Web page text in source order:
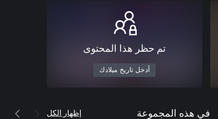
تم حظر هذا المحتوى
أدخل تاريخ ميلادك
في هذه المجموعة إظهار الكل